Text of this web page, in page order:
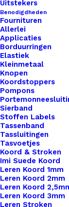
Uitstekers
Benodigdheden
Fournituren
Allerlei
Applicaties
Borduurringen
Elastiek
Kleinmetaal
Knopen
Koordstoppers
Pompons
Sierband
Stoffen Labels
Tassenband
Tassluitingen
Tasvoetjes
Koord & Stroken
Imi Suede Koord
Leren Koord 1mm
Leren Koord 2mm
Leren Koord
Leren Koord 3mm
Leren Stroken
Cernit Nr1
€ 1,99